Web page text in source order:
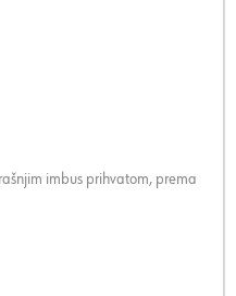
imbus prihvatom, prema